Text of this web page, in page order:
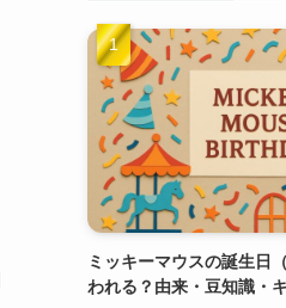
ミッキーマウスの誕生日
われる？由来・豆知識・